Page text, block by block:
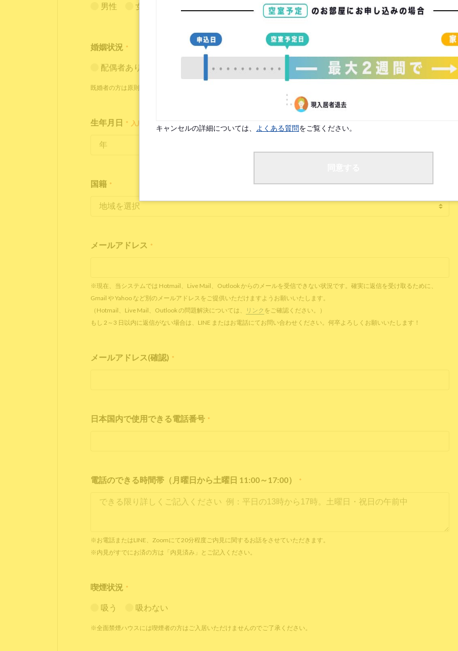
男性 女性
婚姻状況 *
配偶者あり（入居条件あり） 配偶者なし
既婚者の方は原則お断りしておりますが、状況によりご入居案内が可能です。
生年月日 * 入居時点で18歳～35歳の方が対象です。
国籍 *
メールアドレス *
※現在、当システムでは Hotmail、Live Mail、Outlook からのメールを受信できない状況です。確実に返信を受け取るために、
Gmail や Yahoo など別のメールアドレスをご提供いただけますようお願いいたします。
（Hotmail、Live Mail、Outlook の問題解決については、
リンク をご確認ください。）
もし 2～3 日以内に返信がない場合は、LINE またはお電話にてお問い合わせください。何卒よろしくお願いいたします！
メールアドレス(確認) *
日本国内で使用できる電話番号 *
電話のできる時間帯（月曜日から土曜日 11:00～17:00） *
※お電話またはLINE、Zoomにて20分程度ご内見に関するお話をさせていただきます。
※内見がすでにお済の方は「内見済み」とご記入ください。
喫煙状況 *
吸う 吸わない
※全面禁煙ハウスには喫煙者の方はご入居いただけませんのでご了承ください。
キャンセルの詳細については、 よくある質問をご覧ください。